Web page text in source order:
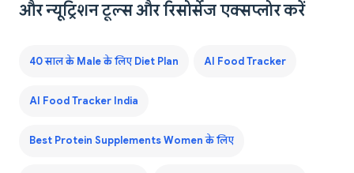
और न्यूट्रिशन टूल्स और रिसोर्सेज एक्सप्लोर करें
40 साल के Male के लिए Diet Plan AI Food Tracker
AI Food Tracker India
Best Protein Supplements Women के लिए